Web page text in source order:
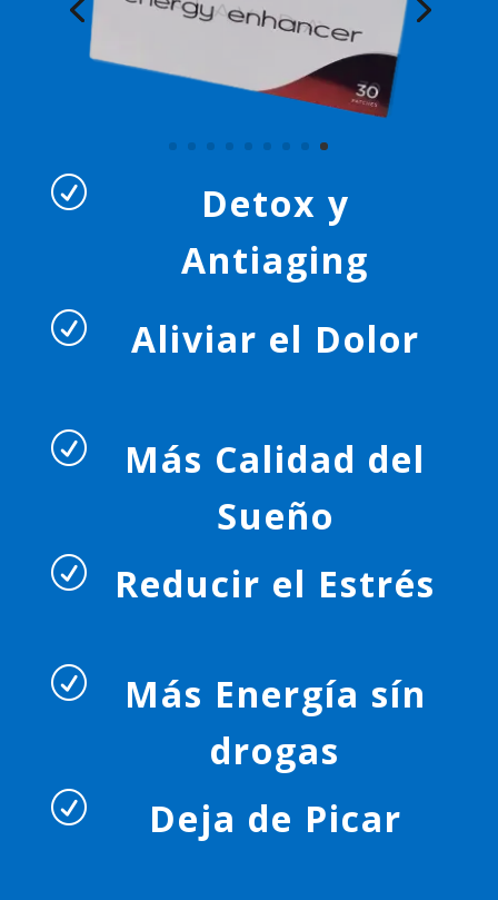
R
Detox y
Antiaging
R Aliviar el Dolor
R
Más Calidad del
Sueño
R Reducir el Estrés
R
Más Energía sín
drogas
R Deja de Picar